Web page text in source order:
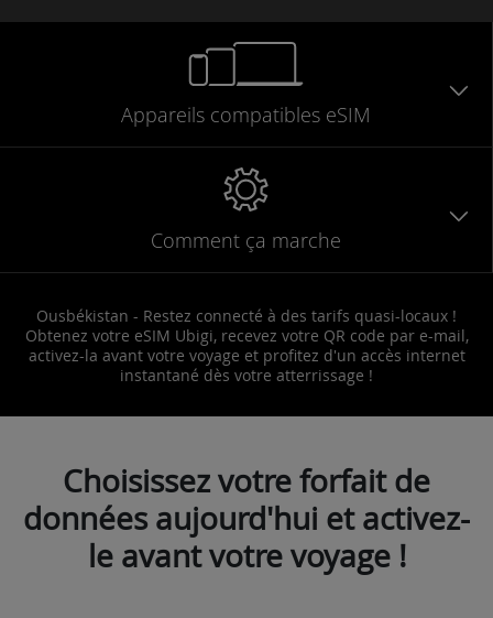
Appareils compatibles eSIM
Comment ça marche
Ousbékistan - Restez connecté à des tarifs quasi-locaux !
Obtenez votre eSIM Ubigi, recevez votre QR code par e-mail,
activez-la avant votre voyage et profitez d'un accès internet
instantané dès votre atterrissage !
Choisissez votre forfait de
données aujourd'hui et activez-
le avant votre voyage !